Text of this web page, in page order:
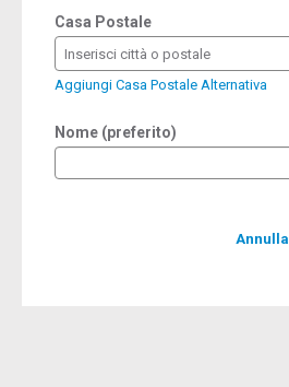
Casa Postale
Inserisci città o postale
Aggiungi Casa Postale Alternativa
Nome (preferito)
Annulla